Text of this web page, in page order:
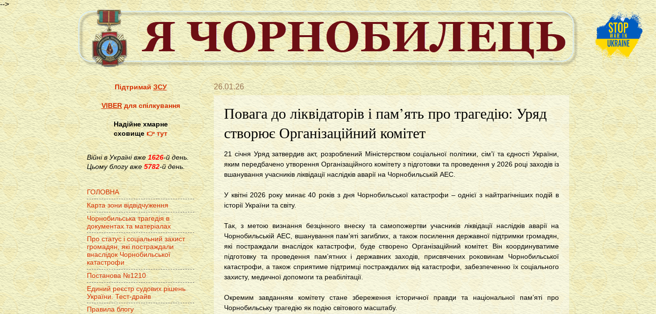
-->
26.01.26
Повага до ліквідаторів і пам’ять про трагедію: Уряд
створює Організаційний комітет
21 січня Уряд затвердив акт, розроблений Міністерством соціальної політики, сім’ї та єдності України,
яким передбачено утворення Організаційного комітету з підготовки та проведення у 2026 році заходів із
вшанування учасників ліквідації наслідків аварії на Чорнобильській АЕС.
У квітні 2026 року минає 40 років з дня Чорнобильської катастрофи – однієї з найтрагічніших подій в
історії України та світу.
Так, з метою визнання безцінного внеску та самопожертви учасників ліквідації наслідків аварії на
Чорнобильській АЕС, вшанування пам’яті загиблих, а також посилення державної підтримки громадян,
які постраждали внаслідок катастрофи, буде створено Організаційний комітет. Він координуватиме
підготовку та проведення пам’ятних і державних заходів, присвячених роковинам Чорнобильської
катастрофи, а також сприятиме підтримці постраждалих від катастрофи, забезпеченню їх соціального
захисту, медичної допомоги та реабілітації.
Окремим завданням комітету стане збереження історичної правди та національної пам’яті про
Чорнобильську трагедію як подію світового масштабу.
ПідтримайЗСУ
VIBERдля спілкування
Надійне хмарне
сховище👉 тут
Війні в Україні вже1626-й день.
Цьому блогу вже 5782-й день.
ГОЛОВНА
Карта зони відвідчуження
Чорнобильська трагедія в
документах та матеріалах
Про статус і соціальний захист
громадян, які постраждали
внаслідок Чорнобильської
катастрофи
Постанова №1210
Единий реєстр судових рішень
України. Тест-драйв
Правила блогу